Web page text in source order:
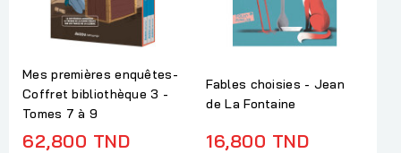
Mes premières enquêtes-
Coffret bibliothèque 3 -
Tomes 7 à 9
62,800 TND
Fables choisies - Jean
de La Fontaine
16,800 TND